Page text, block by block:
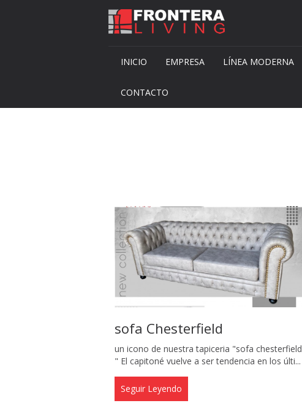
INICIO EMPRESA LÍNEA MODERNA
CONTACTO
sofa Chesterfield
un icono de nuestra tapiceria "sofa chesterfield
" El capitoné vuelve a ser tendencia en los últi...
Seguir Leyendo